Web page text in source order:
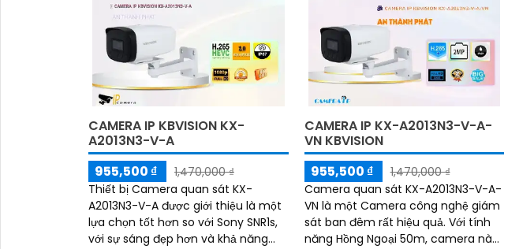
CAMERA IP KBVISION KX-
A2013N3-V-A
955,500 ₫
1,470,000 ₫
Thiết bị Camera quan sát KX-
A2013N3-V-A được giới thiệu là một
lựa chọn tốt hơn so với Sony SNR1s,
với sự sáng đẹp hơn và khả năng
CAMERA IP KX-A2013N3-V-A-
VN KBVISION
955,500 ₫
1,470,000 ₫
Camera quan sát KX-A2013N3-V-A-
VN là một Camera công nghệ giám
sát ban đêm rất hiệu quả. Với tính
năng Hồng Ngoại 50m, camera này